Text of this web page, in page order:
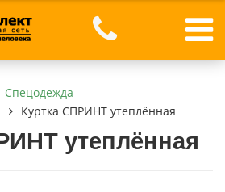
Спецодежда
Куртка СПРИНТ утеплённая
утеплённая